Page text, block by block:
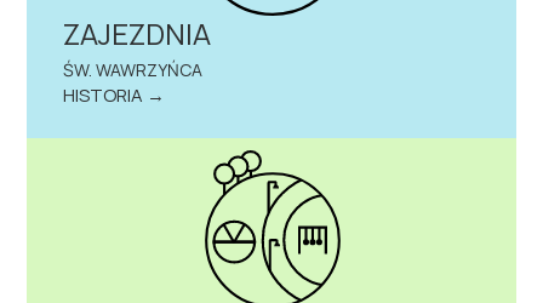
ZAJEZDNIA
ŚW. WAWRZYŃCA
HISTORIA →